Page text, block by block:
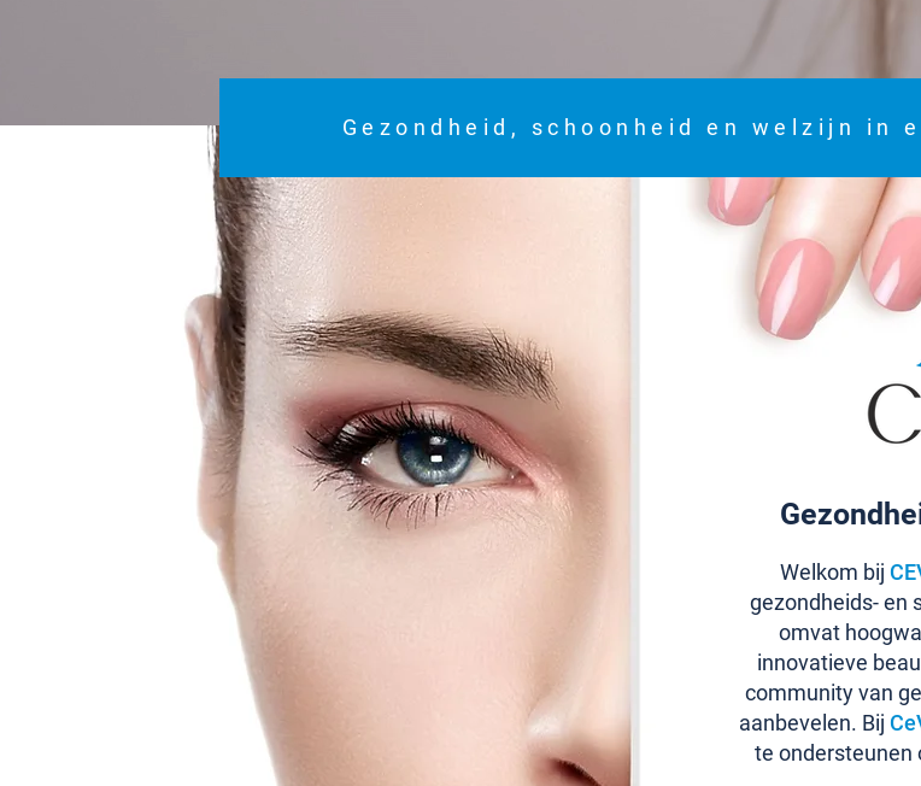
Gezondheid, schoonheid en welzijn in
Welkom bij
gezondheids- en
omvat
innovatieve
community van
aanbevelen. Bij
te ondersteunen